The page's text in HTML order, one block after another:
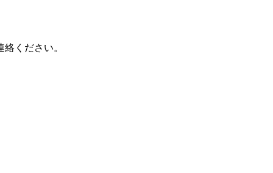
ください。